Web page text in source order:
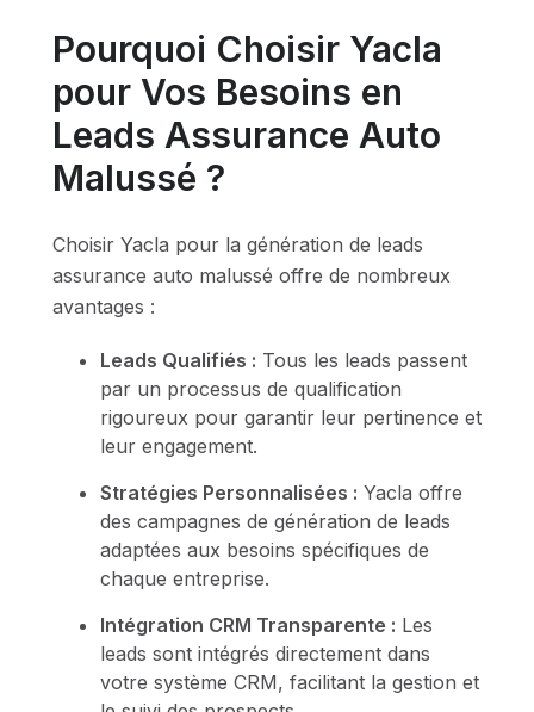
Pourquoi Choisir Yacla
pour Vos Besoins en
Leads Assurance Auto
Malussé ?
Choisir Yacla pour la génération de leads
assurance auto malussé offre de nombreux
avantages :
Leads Qualifiés : Tous les leads passent
par un processus de qualification
rigoureux pour garantir leur pertinence et
leur engagement.
Stratégies Personnalisées : Yacla offre
des campagnes de génération de leads
adaptées aux besoins spécifiques de
chaque entreprise.
Intégration CRM Transparente : Les
leads sont intégrés directement dans
votre système CRM, facilitant la gestion et